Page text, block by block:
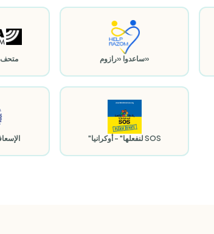
متحف ساعدوا «رازوم»
"لنفعلها" - أوكرانيا SOS